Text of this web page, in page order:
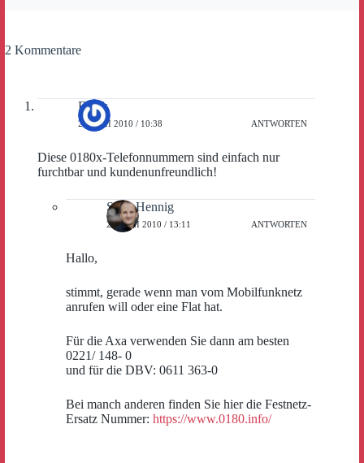
2 Kommentare
Frank
22. JULI 2010 / 10:38 ANTWORTEN
Diese 0180x-Telefonnummern sind einfach nur
furchtbar und kundenunfreundlich!
Sven Hennig
22. JULI 2010 / 13:11 ANTWORTEN
Hallo,
stimmt, gerade wenn man vom Mobilfunknetz
anrufen will oder eine Flat hat.
Für die Axa verwenden Sie dann am besten
0221/ 148- 0
und für die DBV: 0611 363-0
Bei manch anderen finden Sie hier die Festnetz-
Ersatz Nummer: https://www.0180.info/